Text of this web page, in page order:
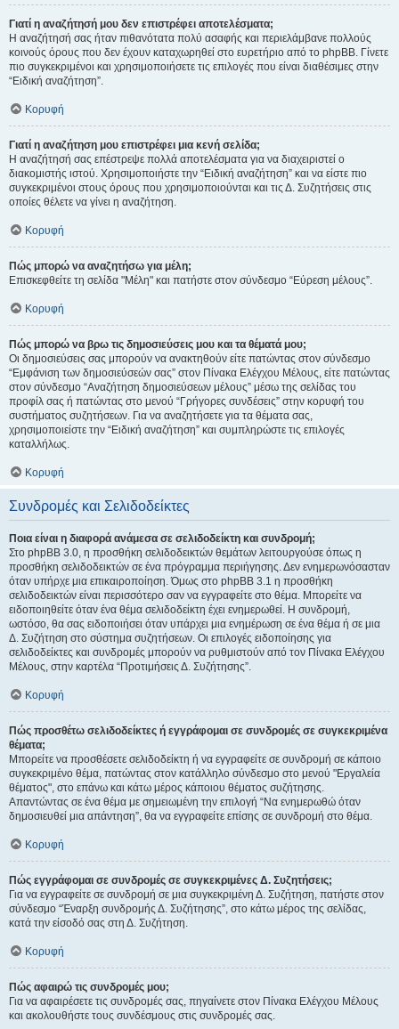
Γιατί η αναζήτησή μου δεν επιστρέφει αποτελέσματα;
Η αναζήτησή σας ήταν πιθανότατα πολύ ασαφής και περιελάμβανε πολλούς
κοινούς όρους που δεν έχουν καταχωρηθεί στο ευρετήριο από το phpBB. Γίνετε
πιο συγκεκριμένοι και χρησιμοποιήσετε τις επιλογές που είναι διαθέσιμες στην
“Ειδική αναζήτηση”.
Κορυφή
Γιατί η αναζήτηση μου επιστρέφει μια κενή σελίδα;
Η αναζήτησή σας επέστρεψε πολλά αποτελέσματα για να διαχειριστεί ο
διακομιστής ιστού. Χρησιμοποιήστε την “Ειδική αναζήτηση” και να είστε πιο
συγκεκριμένοι στους όρους που χρησιμοποιούνται και τις Δ. Συζητήσεις στις
οποίες θέλετε να γίνει η αναζήτηση.
Κορυφή
Πώς μπορώ να αναζητήσω για μέλη;
Επισκεφθείτε τη σελίδα "Μέλη" και πατήστε στον σύνδεσμο “Εύρεση μέλους”.
Κορυφή
Πώς μπορώ να βρω τις δημοσιεύσεις μου και τα θέματά μου;
Οι δημοσιεύσεις σας μπορούν να ανακτηθούν είτε πατώντας στον σύνδεσμο
“Εμφάνιση των δημοσιεύσεών σας” στον Πίνακα Ελέγχου Μέλους, είτε πατώντας
στον σύνδεσμο “Αναζήτηση δημοσιεύσεων μέλους” μέσω της σελίδας του
προφίλ σας ή πατώντας στο μενού “Γρήγορες συνδέσεις” στην κορυφή του
συστήματος συζητήσεων. Για να αναζητήσετε για τα θέματα σας,
χρησιμοποιείστε την “Ειδική αναζήτηση” και συμπληρώστε τις επιλογές
καταλλήλως.
Κορυφή
Συνδρομές και Σελιδοδείκτες
Ποια είναι η διαφορά ανάμεσα σε σελιδοδείκτη και συνδρομή;
Στο phpBB 3.0, η προσθήκη σελιδοδεικτών θεμάτων λειτουργούσε όπως η
προσθήκη σελιδοδεικτών σε ένα πρόγραμμα περιήγησης. Δεν ενημερωνόσασταν
όταν υπήρχε μια επικαιροποίηση. Όμως στο phpBB 3.1 η προσθήκη
σελιδοδεικτών είναι περισσότερο σαν να εγγραφείτε στο θέμα. Μπορείτε να
ειδοποιηθείτε όταν ένα θέμα σελιδοδείκτη έχει ενημερωθεί. Η συνδρομή,
ωστόσο, θα σας ειδοποιήσει όταν υπάρχει μια ενημέρωση σε ένα θέμα ή σε μια
Δ. Συζήτηση στο σύστημα συζητήσεων. Οι επιλογές ειδοποίησης για
σελιδοδείκτες και συνδρομές μπορούν να ρυθμιστούν από τον Πίνακα Ελέγχου
Μέλους, στην καρτέλα “Προτιμήσεις Δ. Συζήτησης”.
Κορυφή
Πώς προσθέτω σελιδοδείκτες ή εγγράφομαι σε συνδρομές σε συγκεκριμένα
θέματα;
Μπορείτε να προσθέσετε σελιδοδείκτη ή να εγγραφείτε σε συνδρομή σε κάποιο
συγκεκριμένο θέμα, πατώντας στον κατάλληλο σύνδεσμο στο μενού "Εργαλεία
θέματος", στο επάνω και κάτω μέρος κάποιου θέματος συζήτησης.
Απαντώντας σε ένα θέμα με σημειωμένη την επιλογή “Να ενημερωθώ όταν
δημοσιευθεί μια απάντηση”, θα να εγγραφείτε επίσης σε συνδρομή στο θέμα.
Κορυφή
Πώς εγγράφομαι σε συνδρομές σε συγκεκριμένες Δ. Συζητήσεις;
Για να εγγραφείτε σε συνδρομή σε μια συγκεκριμένη Δ. Συζήτηση, πατήστε στον
σύνδεσμο “Έναρξη συνδρομής Δ. Συζήτησης”, στο κάτω μέρος της σελίδας,
κατά την είσοδό σας στη Δ. Συζήτηση.
Κορυφή
Πώς αφαιρώ τις συνδρομές μου;
Για να αφαιρέσετε τις συνδρομές σας, πηγαίνετε στον Πίνακα Ελέγχου Μέλους
και ακολουθήστε τους συνδέσμους στις συνδρομές σας.